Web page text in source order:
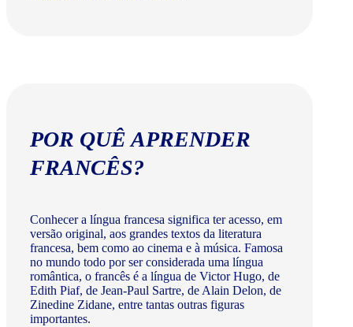
POR QUÊ APRENDER
FRANCÊS?
Conhecer a língua francesa significa ter acesso, em
versão original, aos grandes textos da literatura
francesa, bem como ao cinema e à música. Famosa
no mundo todo por ser considerada uma língua
romântica, o francês é a língua de Victor Hugo, de
Edith Piaf, de Jean-Paul Sartre, de Alain Delon, de
Zinedine Zidane, entre tantas outras figuras
importantes.